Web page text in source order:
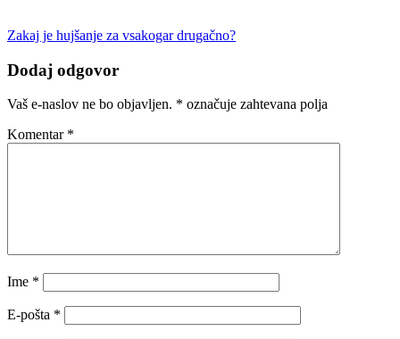
Navigacija
prispevka
Zakaj je hujšanje za vsakogar drugačno?
Dodaj odgovor
Vaš e-naslov ne bo objavljen. * označuje zahtevana polja
Komentar *
Ime *
E-pošta *